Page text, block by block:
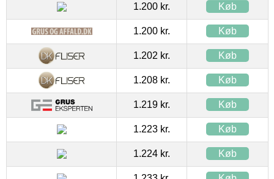
1.200 kr. Køb
1.200 kr. Køb
1.202 kr. Køb
1.208 kr. Køb
1.219 kr. Køb
1.223 kr. Køb
1.224 kr. Køb